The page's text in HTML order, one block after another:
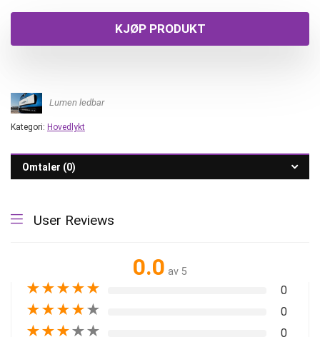
KJØP PRODUKT
Lumen ledbar
Kategori: Hovedlykt
Omtaler (0)
User Reviews
0.0 av 5
★★★★★ 0
★★★★★ 0
★★★★★ 0